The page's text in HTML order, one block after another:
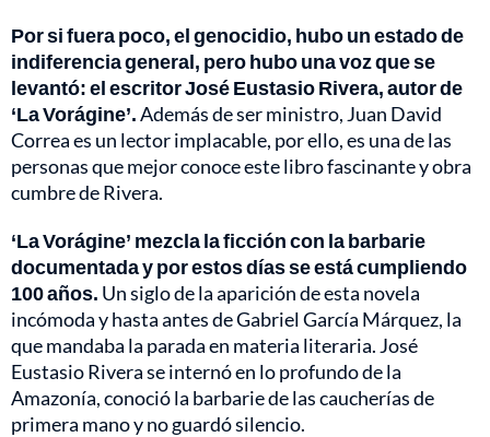
Por si fuera poco, el genocidio, hubo un estado de
indiferencia general, pero hubo una voz que se
levantó: el escritor José Eustasio Rivera, autor de
‘La Vorágine’.Además de ser ministro, Juan David
Correa es un lector implacable, por ello, es una de las
personas que mejor conoce este libro fascinante y obra
cumbre de Rivera.
‘La Vorágine’ mezcla la ficción con la barbarie
documentada y por estos días se está cumpliendo
100 años. Un siglo de la aparición de esta novela
incómoda y hasta antes de Gabriel García Márquez, la
que mandaba la parada en materia literaria. José
Eustasio Rivera se internó en lo profundo de la
Amazonía, conoció la barbarie de las caucherías de
primera mano y no guardó silencio.